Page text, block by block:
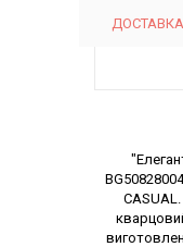
ДОСТАВКА
Опис